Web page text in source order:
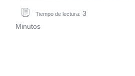
Tiempo de lectura: 3
Minutos